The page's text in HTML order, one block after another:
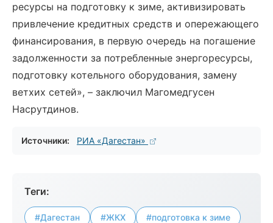
ресурсы на подготовку к зиме, активизировать
привлечение кредитных средств и опережающего
финансирования, в первую очередь на погашение
задолженности за потребленные энергоресурсы,
подготовку котельного оборудования, замену
ветхих сетей», – заключил Магомедгусен
Насрутдинов.
Источники: РИА «Дагестан»
Теги:
#Дагестан #ЖКХ #подготовка к зиме